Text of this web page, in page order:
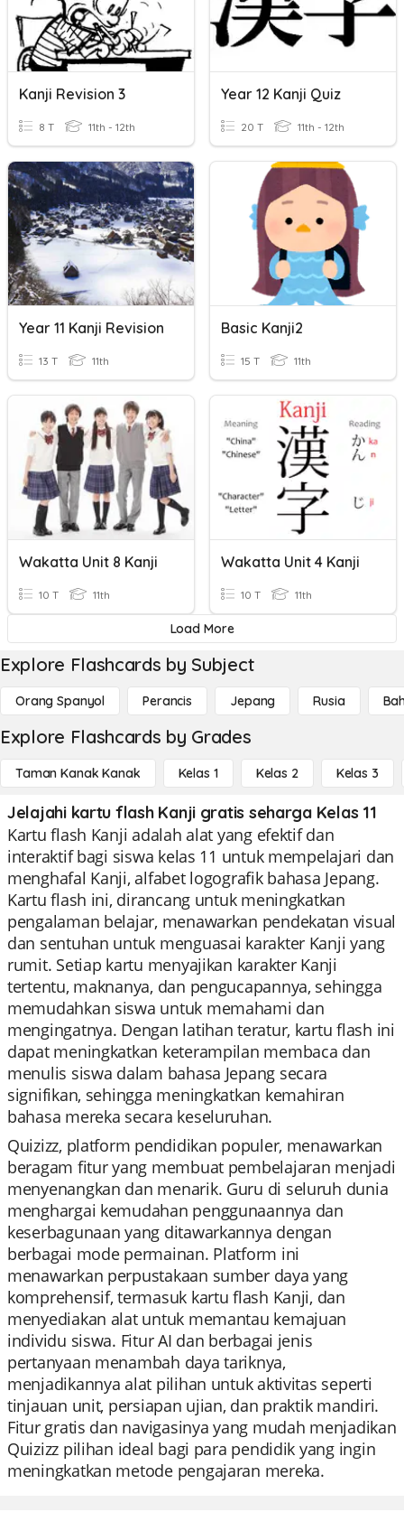
Kanji Revision 3
8 T 11th - 12th
Year 12 Kanji Quiz
20 T 11th - 12th
Year 11 Kanji Revision
13 T 11th
Basic Kanji2
15 T 11th
Wakatta Unit 8 Kanji
10 T 11th
Wakatta Unit 4 Kanji
10 T 11th
Load More
Explore Flashcards by Subject
Orang Spanyol Perancis Jepang Rusia
Explore Flashcards by Grades
Taman Kanak Kanak Kelas 1 Kelas 2 Kelas 3
Jelajahi kartu flash Kanji gratis seharga Kelas 11
Kartu flash Kanji adalah alat yang efektif dan
interaktif bagi siswa kelas 11 untuk mempelajari dan
menghafal Kanji, alfabet logografik bahasa Jepang.
Kartu flash ini, dirancang untuk meningkatkan
pengalaman belajar, menawarkan pendekatan visual
dan sentuhan untuk menguasai karakter Kanji yang
rumit. Setiap kartu menyajikan karakter Kanji
tertentu, maknanya, dan pengucapannya, sehingga
memudahkan siswa untuk memahami dan
mengingatnya. Dengan latihan teratur, kartu flash ini
dapat meningkatkan keterampilan membaca dan
menulis siswa dalam bahasa Jepang secara
signifikan, sehingga meningkatkan kemahiran
bahasa mereka secara keseluruhan.
Quizizz, platform pendidikan populer, menawarkan
beragam fitur yang membuat pembelajaran menjadi
menyenangkan dan menarik. Guru di seluruh dunia
menghargai kemudahan penggunaannya dan
keserbagunaan yang ditawarkannya dengan
berbagai mode permainan. Platform ini
menawarkan perpustakaan sumber daya yang
komprehensif, termasuk kartu flash Kanji, dan
menyediakan alat untuk memantau kemajuan
individu siswa. Fitur AI dan berbagai jenis
pertanyaan menambah daya tariknya,
menjadikannya alat pilihan untuk aktivitas seperti
tinjauan unit, persiapan ujian, dan praktik mandiri.
Fitur gratis dan navigasinya yang mudah menjadikan
Quizizz pilihan ideal bagi para pendidik yang ingin
meningkatkan metode pengajaran mereka.